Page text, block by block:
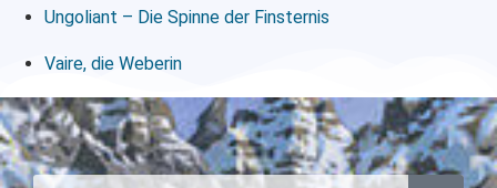
Ungoliant – Die Spinne der Finsternis
Vaire, die Weberin